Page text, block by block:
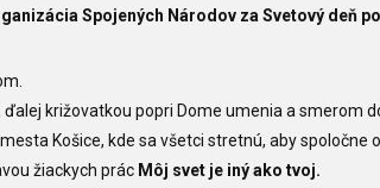
Spojených Národov za Svetový deň
križovatkou popri Dome umenia a smerom
Košice, kde sa všetci stretnú, aby spoločne
žiackych prác Môj svet je iný ako tvoj.